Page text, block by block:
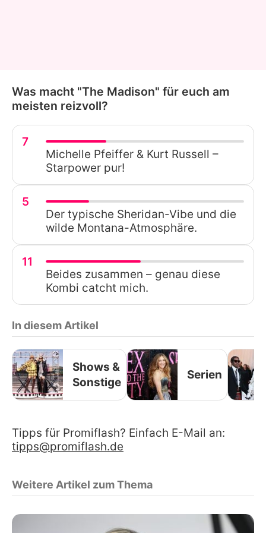
Was macht "The Madison" für euch am
meisten reizvoll?
7
Michelle Pfeiffer & Kurt Russell –
Starpower pur!
5
Der typische Sheridan-Vibe und die
wilde Montana-Atmosphäre.
11
Beides zusammen – genau diese
Kombi catcht mich.
In diesem Artikel
Shows &
Sonstige
Serien
Tipps für Promiflash? Einfach E-Mail an:
tipps@promiflash.de
Weitere Artikel zum Thema